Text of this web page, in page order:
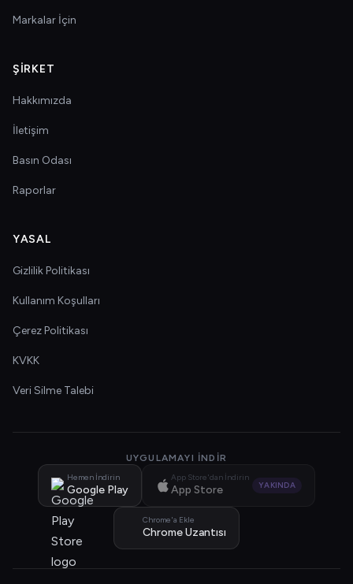
Markalar İçin
ŞIRKET
Hakkımızda
İletişim
Basın Odası
Raporlar
YASAL
Gizlilik Politikası
Kullanım Koşulları
Çerez Politikası
KVKK
Veri Silme Talebi
UYGULAMAYI İNDIR
Hemen İndirin
Google Play
App Store'dan İndirin
App Store YAKINDA
Chrome'a Ekle
Chrome Uzantısı